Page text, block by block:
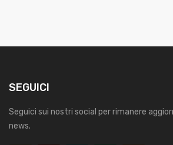
SEGUICI
Seguici sui nostri social per rimanere
news.